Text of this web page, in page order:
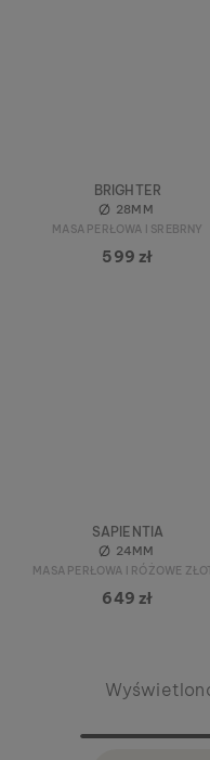
BRIGHTER
28MM
MASA PERŁOWA I SREBRNY
599 zł
SAPIENTIA
24MM
MASA PERŁOWA I RÓŻOWE
649 zł